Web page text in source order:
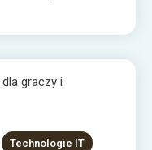
Technologie IT